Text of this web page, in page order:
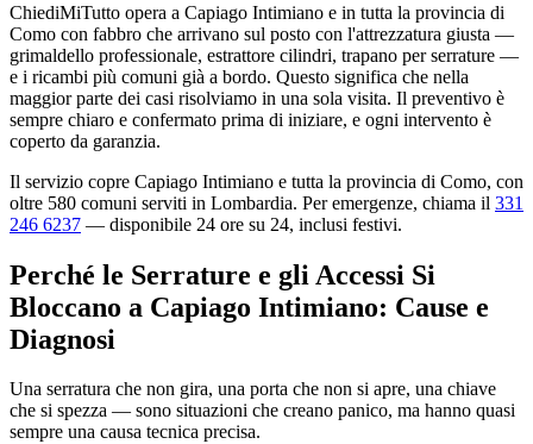
ChiediMiTutto opera a Capiago Intimiano e in tutta la provincia di
Como con fabbro che arrivano sul posto con l'attrezzatura giusta —
grimaldello professionale, estrattore cilindri, trapano per serrature —
e i ricambi più comuni già a bordo. Questo significa che nella
maggior parte dei casi risolviamo in una sola visita. Il preventivo è
sempre chiaro e confermato prima di iniziare, e ogni intervento è
coperto da garanzia.
Il servizio copre Capiago Intimiano e tutta la provincia di Como, con
oltre 580 comuni serviti in Lombardia. Per emergenze, chiama il 331
246 6237 — disponibile 24 ore su 24, inclusi festivi.
Perché le Serrature e gli Accessi Si
Bloccano a Capiago Intimiano: Cause e
Diagnosi
Una serratura che non gira, una porta che non si apre, una chiave
che si spezza — sono situazioni che creano panico, ma hanno quasi
sempre una causa tecnica precisa.